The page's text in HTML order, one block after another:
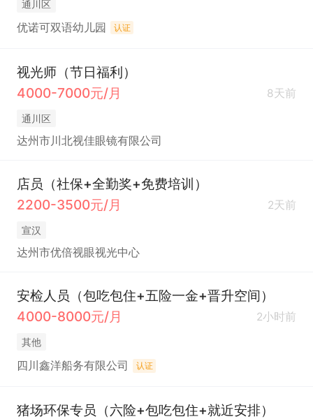
通川区
优诺可双语幼儿园 认证
视光师（节日福利）
4000-7000元/月
8天前
通川区
达州市川北视佳眼镜有限公司
店员（社保+全勤奖+免费培训）
2200-3500元/月
2天前
宣汉
达州市优倍视眼视光中心
安检人员（包吃包住+五险一金+晋升空间）
4000-8000元/月
2小时前
其他
四川鑫洋船务有限公司 认证
猪场环保专员（六险+包吃包住+就近安排）